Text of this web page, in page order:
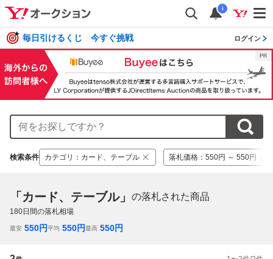
i
毎日引けるくじ 今すぐ挑戦 ログイン
検索条件 カテゴリ ： カード、テーブル 落札価格 ： 550円 ～ 550円
「カード、テーブル」 の落札された商品
180日間の落札相場
最安 550円平均 550円最高 550円